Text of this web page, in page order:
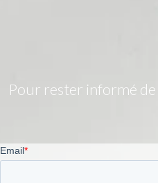
Pour rester informé